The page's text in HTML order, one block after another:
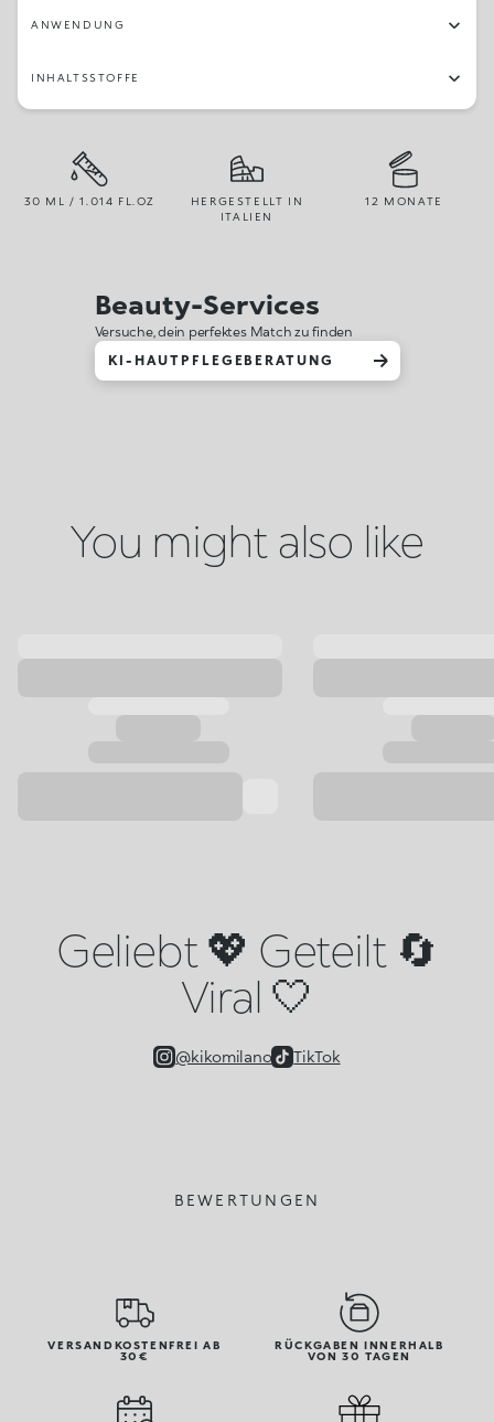
ANWENDUNG
INHALTSSTOFFE
30 ML / 1.014 FL.OZ
HERGESTELLT IN
ITALIEN
12 MONATE
Beauty-Services
Versuche, dein perfektes Match zu finden
KI-HAUTPFLEGEBERATUNG
You might also like
Geliebt 💖 Geteilt 🔄
Viral 🤍
@kikomilano TikTok
BEWERTUNGEN
VERSANDKOSTENFREI AB
30€
RÜCKGABEN INNERHALB
VON 30 TAGEN